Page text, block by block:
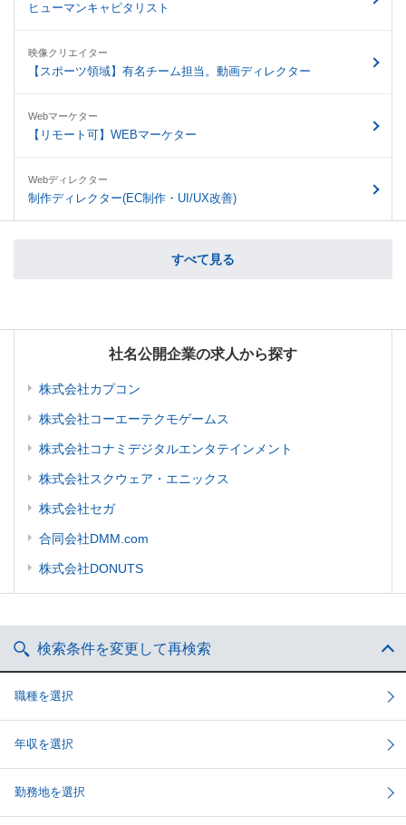
ヒューマンキャピタリスト
映像クリエイター
【スポーツ領域】有名チーム担当。動画ディレクター
Webマーケター
【リモート可】WEBマーケター
Webディレクター
制作ディレクター(EC制作・UI/UX改善)
すべて見る
社名公開企業の求人から探す
株式会社カプコン
株式会社コーエーテクモゲームス
株式会社コナミデジタルエンタテインメント
株式会社スクウェア・エニックス
株式会社セガ
合同会社DMM.com
株式会社DONUTS
検索条件を変更して再検索
職種を選択
年収を選択
勤務地を選択